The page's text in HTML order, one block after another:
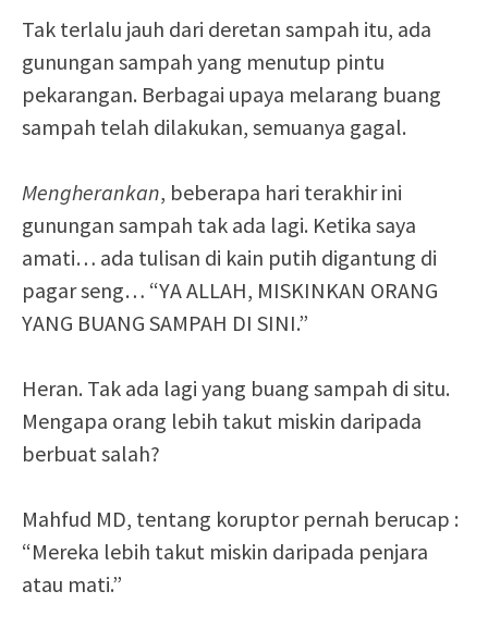
Tak terlalu jauh dari deretan sampah itu, ada
gunungan sampah yang menutup pintu
pekarangan. Berbagai upaya melarang buang
sampah telah dilakukan, semuanya gagal.
Mengherankan, beberapa hari terakhir ini
gunungan sampah tak ada lagi. Ketika saya
amati… ada tulisan di kain putih digantung di
pagar seng… “YA ALLAH, MISKINKAN ORANG
YANG BUANG SAMPAH DI SINI.”
Heran. Tak ada lagi yang buang sampah di situ.
Mengapa orang lebih takut miskin daripada
berbuat salah?
Mahfud MD, tentang koruptor pernah berucap :
“Mereka lebih takut miskin daripada penjara
atau mati.”